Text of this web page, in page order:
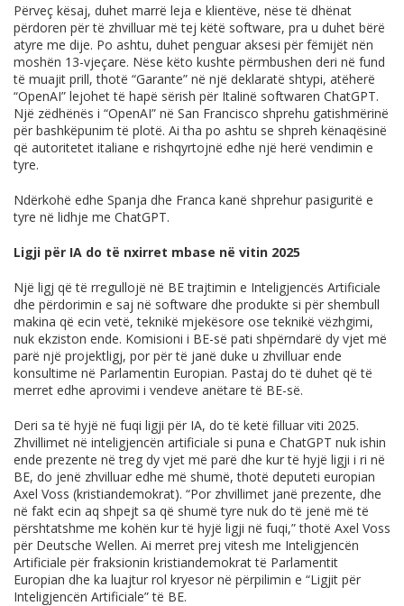
Përveç kësaj, duhet marrë leja e klientëve, nëse të dhënat
përdoren për të zhvilluar më tej këtë software, pra u duhet bërë
atyre me dije. Po ashtu, duhet penguar aksesi për fëmijët nën
moshën 13-vjeçare. Nëse këto kushte përmbushen deri në fund
të muajit prill, thotë “Garante” në një deklaratë shtypi, atëherë
“OpenAI” lejohet të hapë sërish për Italinë softwaren ChatGPT.
Një zëdhënës i “OpenAI” në San Francisco shprehu gatishmërinë
për bashkëpunim të plotë. Ai tha po ashtu se shpreh kënaqësinë
që autoritetet italiane e rishqyrtojnë edhe një herë vendimin e
tyre.
Ndërkohë edhe Spanja dhe Franca kanë shprehur pasiguritë e
tyre në lidhje me ChatGPT.
Ligji për IA do të nxirret mbase në vitin 2025
Një ligj që të rregullojë në BE trajtimin e Inteligjencës Artificiale
dhe përdorimin e saj në software dhe produkte si për shembull
makina që ecin vetë, teknikë mjekësore ose teknikë vëzhgimi,
nuk ekziston ende. Komisioni i BE-së pati shpërndarë dy vjet më
parë një projektligj, por për të janë duke u zhvilluar ende
konsultime në Parlamentin Europian. Pastaj do të duhet që të
merret edhe aprovimi i vendeve anëtare të BE-së.
Deri sa të hyjë në fuqi ligji për IA, do të ketë filluar viti 2025.
Zhvillimet në inteligjencën artificiale si puna e ChatGPT nuk ishin
ende prezente në treg dy vjet më parë dhe kur të hyjë ligji i ri në
BE, do jenë zhvilluar edhe më shumë, thotë deputeti europian
Axel Voss (kristiandemokrat). “Por zhvillimet janë prezente, dhe
në fakt ecin aq shpejt sa që shumë tyre nuk do të jenë më të
përshtatshme me kohën kur të hyjë ligji në fuqi,” thotë Axel Voss
për Deutsche Wellen. Ai merret prej vitesh me Inteligjencën
Artificiale për fraksionin kristiandemokrat të Parlamentit
Europian dhe ka luajtur rol kryesor në përpilimin e “Ligjit për
Inteligjencën Artificiale” të BE.